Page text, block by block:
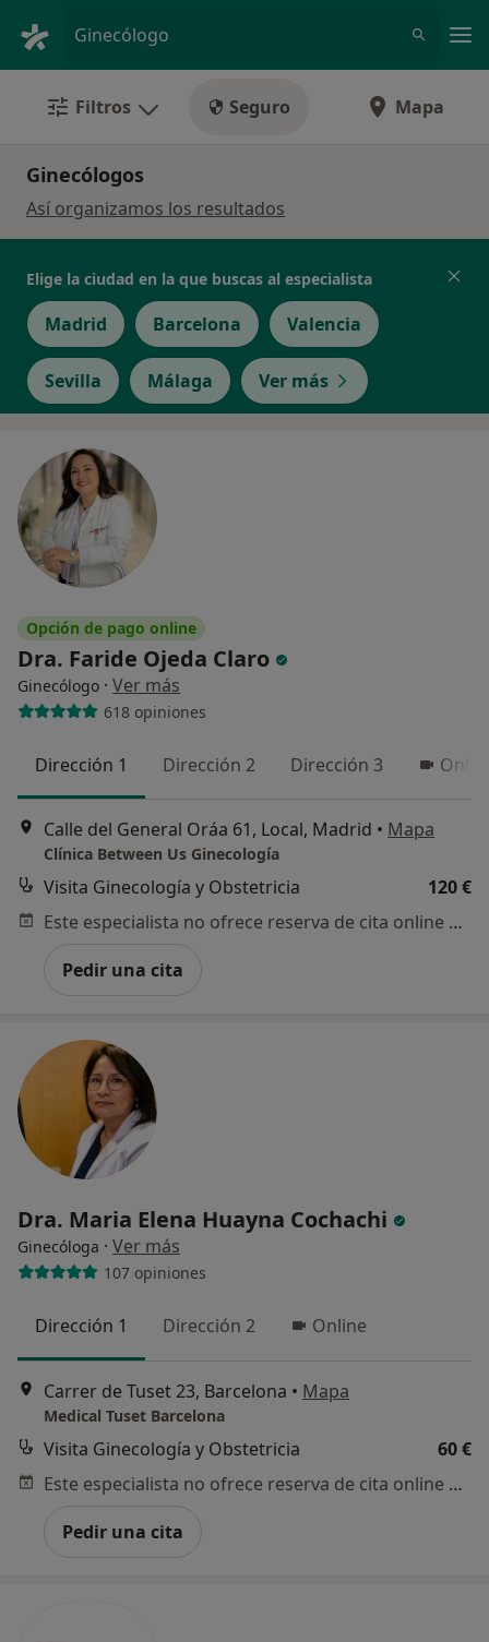
Ginecólogo
Filtros Seguro Mapa
Ginecólogos
Así organizamos los resultados
Elige la ciudad en la que buscas al especialista
Madrid Barcelona Valencia
Sevilla Málaga Ver más
Opción de pago online
Dra. Faride Ojeda Claro
Ginecólogo · Ver más
618 opiniones
Dirección 1 Dirección 2 Dirección 3
Calle del General Oráa 61, Local, Madrid • Mapa
Clínica Between Us Ginecología
Visita Ginecología y Obstetricia
120 €
Este especialista no ofrece reserva de cita online en esta dirección.
Pedir una cita
Dra. Maria Elena Huayna Cochachi
Ginecóloga · Ver más
107 opiniones
Dirección 1 Dirección 2 Online
Carrer de Tuset 23, Barcelona • Mapa
Medical Tuset Barcelona
Visita Ginecología y Obstetricia
60 €
Este especialista no ofrece reserva de cita online en esta dirección.
Pedir una cita